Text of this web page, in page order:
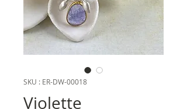
SKU : ER-DW-00018
Violette